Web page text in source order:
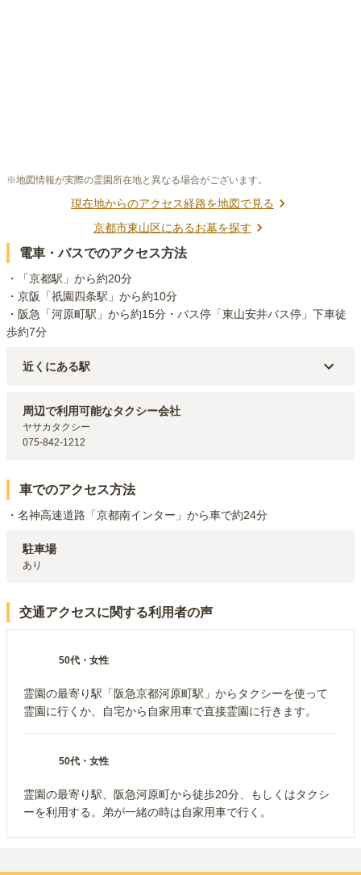
※地図情報が実際の霊園所在地と異なる場合がございます。
現在地からのアクセス経路を地図で見る
京都市東山区にあるお墓を探す
電車・バスでのアクセス方法
・「京都駅」から約20分
・京阪「祇園四条駅」から約10分
・阪急「河原町駅」から約15分・バス停「東山安井バス停」下車徒
歩約7分
近くにある駅
京都市営地下鉄東西線
東山駅（2.2km
京都市営地下鉄東西線
周辺で利用可能なタクシー会社
ヤサカタクシー
075-842-1212
車でのアクセス方法
・名神高速道路「京都南インター」から車で約24分
駐車場
あり
交通アクセスに関する利用者の声
50代 ・ 女性
霊園の最寄り駅「阪急京都河原町駅」からタクシーを使って
霊園に行くか、自宅から自家用車で直接霊園に行きます。
50代 ・ 女性
霊園の最寄り駅、阪急河原町から徒歩20分、もしくはタクシ
ーを利用する。弟が一緒の時は自家用車で行く。